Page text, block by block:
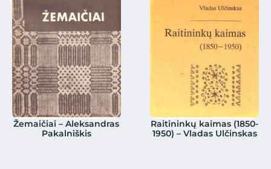
Žemaičiai – Aleksandras
Pakalniškis
Raitininkų kaimas (1850-
1950) – Vladas Ulčinskas